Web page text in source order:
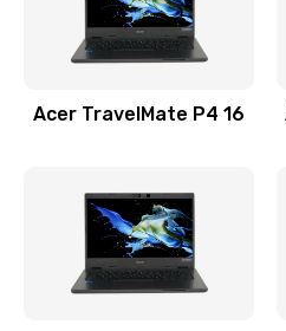
Замена
Acer TravelMate P4 16